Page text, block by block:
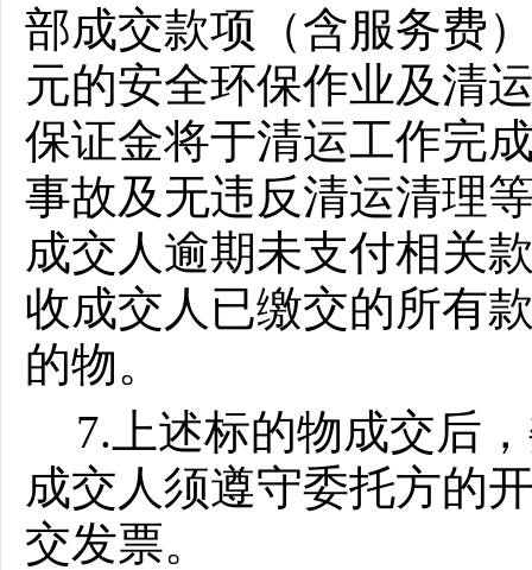
部成交款项（含服务费
元的安全环保作业及清
保证金将于清运工作完
事故及无违反清运清理
成交人逾期未支付相关
收成交人已缴交的所有
的物。
7.上述标的物成交后
成交人须遵守委托方的
交发票。